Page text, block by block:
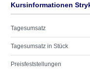
Kursinformationen
Tagesumsatz
Tagesumsatz in Stück
Preisfeststellungen